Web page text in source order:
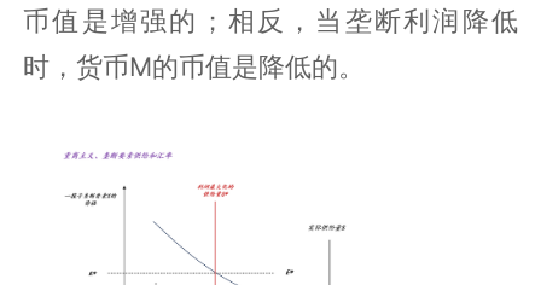
币值是增强的；相反，当垄断利润降低
时，货币M的币值是降低的。